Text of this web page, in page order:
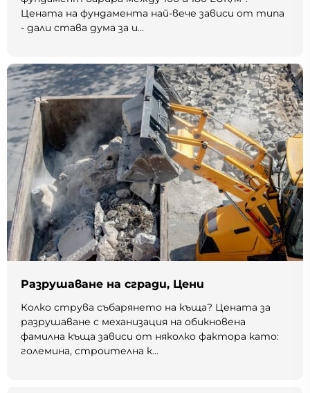
Цената на фундамента най-вече зависи от типа
- дали става дума за и...
Разрушаване на сгради, Цени
Колко струва събарянето на къща? Цената за
разрушаване с механизация на обикновена
фамилна къща зависи от няколко фактора като:
големина, строителна к...